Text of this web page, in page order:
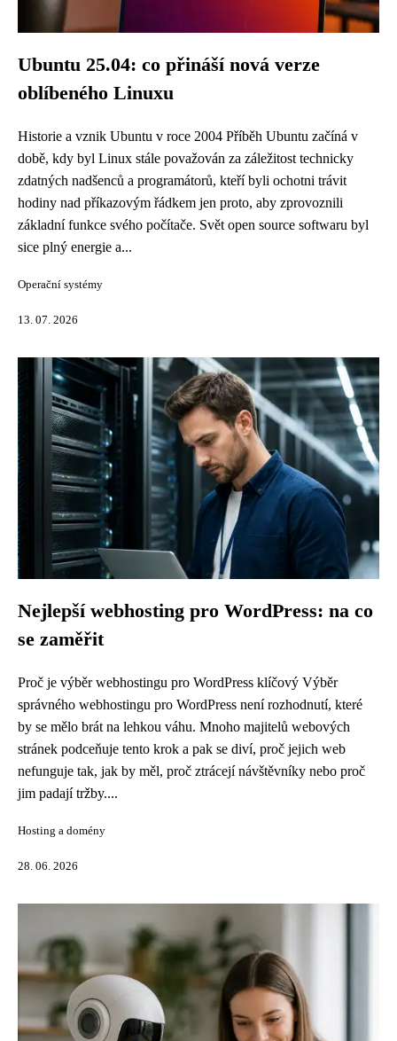
Ubuntu 25.04: co přináší nová verze
oblíbeného Linuxu
Historie a vznik Ubuntu v roce 2004 Příběh Ubuntu začíná v
době, kdy byl Linux stále považován za záležitost technicky
zdatných nadšenců a programátorů, kteří byli ochotni trávit
hodiny nad příkazovým řádkem jen proto, aby zprovoznili
základní funkce svého počítače. Svět open source softwaru byl
sice plný energie a...
Operační systémy
13. 07. 2026
Nejlepší webhosting pro WordPress: na co
se zaměřit
Proč je výběr webhostingu pro WordPress klíčový Výběr
správného webhostingu pro WordPress není rozhodnutí, které
by se mělo brát na lehkou váhu. Mnoho majitelů webových
stránek podceňuje tento krok a pak se diví, proč jejich web
nefunguje tak, jak by měl, proč ztrácejí návštěvníky nebo proč
jim padají tržby....
Hosting a domény
28. 06. 2026